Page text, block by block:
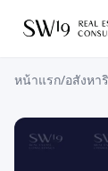
หน้าแรก/อสังหา